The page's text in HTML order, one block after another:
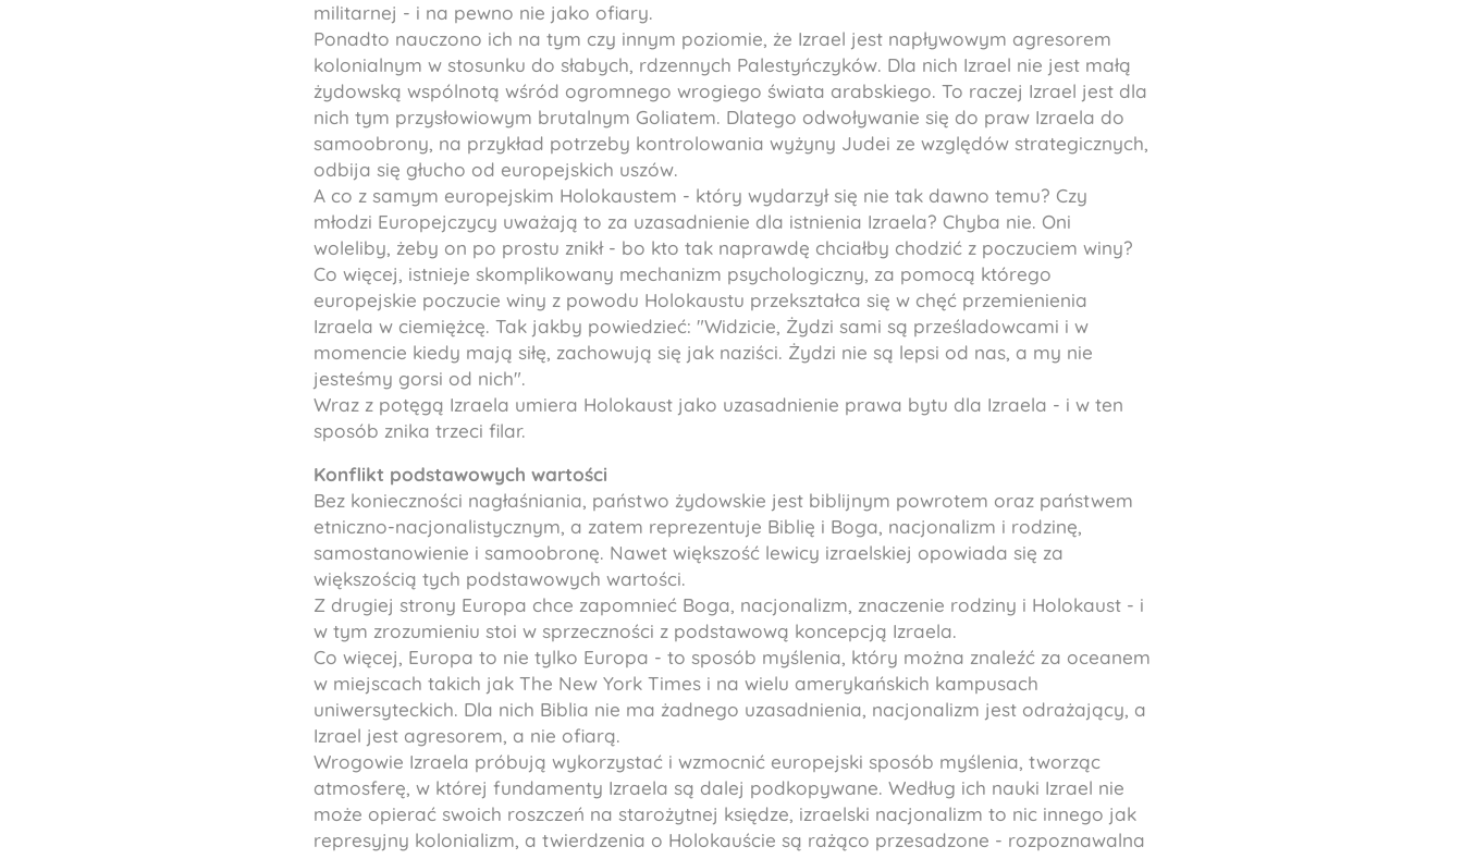
militarnej - i na pewno nie jako ofiary.
Ponadto nauczono ich na tym czy innym poziomie, że Izrael jest napływowym agresorem
kolonialnym w stosunku do słabych, rdzennych Palestyńczyków. Dla nich Izrael nie jest małą
żydowską wspólnotą wśród ogromnego wrogiego świata arabskiego. To raczej Izrael jest dla
nich tym przysłowiowym brutalnym Goliatem. Dlatego odwoływanie się do praw Izraela do
samoobrony, na przykład potrzeby kontrolowania wyżyny Judei ze względów strategicznych,
odbija się głucho od europejskich uszów.
A co z samym europejskim Holokaustem - który wydarzył się nie tak dawno temu? Czy
młodzi Europejczycy uważają to za uzasadnienie dla istnienia Izraela? Chyba nie. Oni
woleliby, żeby on po prostu znikł - bo kto tak naprawdę chciałby chodzić z poczuciem winy?
Co więcej, istnieje skomplikowany mechanizm psychologiczny, za pomocą którego
europejskie poczucie winy z powodu Holokaustu przekształca się w chęć przemienienia
Izraela w ciemiężcę. Tak jakby powiedzieć: "Widzicie, Żydzi sami są prześladowcami i w
momencie kiedy mają siłę, zachowują się jak naziści. Żydzi nie są lepsi od nas, a my nie
jesteśmy gorsi od nich".
Wraz z potęgą Izraela umiera Holokaust jako uzasadnienie prawa bytu dla Izraela - i w ten
sposób znika trzeci filar.
Konflikt podstawowych wartości
Bez konieczności nagłaśniania, państwo żydowskie jest biblijnym powrotem oraz państwem
etniczno-nacjonalistycznym, a zatem reprezentuje Biblię i Boga, nacjonalizm i rodzinę,
samostanowienie i samoobronę. Nawet większość lewicy izraelskiej opowiada się za
większością tych podstawowych wartości.
Z drugiej strony Europa chce zapomnieć Boga, nacjonalizm, znaczenie rodziny i Holokaust - i
w tym zrozumieniu stoi w sprzeczności z podstawową koncepcją Izraela.
Co więcej, Europa to nie tylko Europa - to sposób myślenia, który można znaleźć za oceanem
w miejscach takich jak The New York Times i na wielu amerykańskich kampusach
uniwersyteckich. Dla nich Biblia nie ma żadnego uzasadnienia, nacjonalizm jest odrażający, a
Izrael jest agresorem, a nie ofiarą.
Wrogowie Izraela próbują wykorzystać i wzmocnić europejski sposób myślenia, tworząc
atmosferę, w której fundamenty Izraela są dalej podkopywane. Według ich nauki Izrael nie
może opierać swoich roszczeń na starożytnej księdze, izraelski nacjonalizm to nic innego jak
represyjny kolonializm, a twierdzenia o Holokauście są rażąco przesadzone - rozpoznawalna